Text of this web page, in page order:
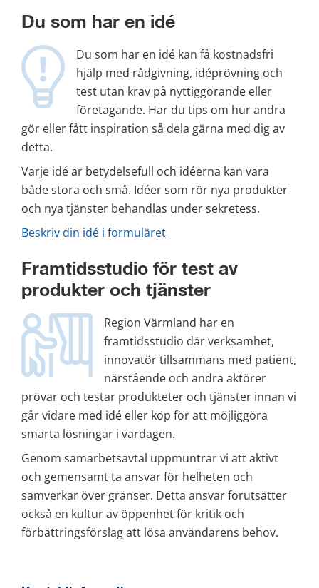
Du som har en idé
Du som har en idé kan få kostnadsfri
hjälp med rådgivning, idéprövning och
test utan krav på nyttiggörande eller
företagande. Har du tips om hur andra
gör eller fått inspiration så dela gärna med dig av
detta.
Varje idé är betydelsefull och idéerna kan vara
både stora och små. Idéer som rör nya produkter
och nya tjänster behandlas under sekretess.
Beskriv din idé i formuläret
Framtidsstudio för test av
produkter och tjänster
Region Värmland har en
framtidsstudio där verksamhet,
innovatör tillsammans med patient,
närstående och andra aktörer
prövar och testar produkteter och tjänster innan vi
går vidare med idé eller köp för att möjliggöra
smarta lösningar i vardagen.
Genom samarbetsavtal uppmuntrar vi att aktivt
och gemensamt ta ansvar för helheten och
samverkar över gränser. Detta ansvar förutsätter
också en kultur av öppenhet för kritik och
förbättringsförslag att lösa användarens behov.